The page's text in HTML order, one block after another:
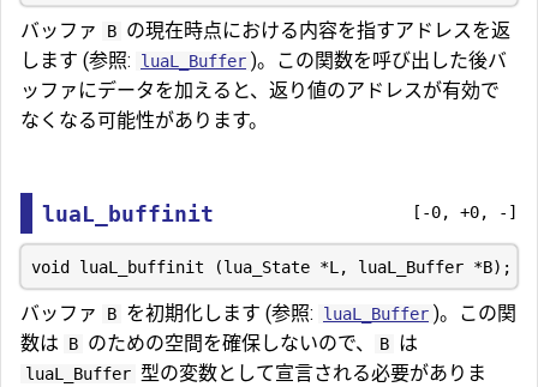
バッファ B の現在時点における内容を指すアドレスを返
します (参照:
luaL_Buffer )。この関数を呼び出した後バ
ッファにデータを加えると、返り値のアドレスが有効で
なくなる可能性があります。
luaL_buffinit [-0, +0, -]
バッファ B を初期化します (参照: luaL_Buffer )。この関
数は
B のための空間を確保しないので、 B は
luaL_Buffer 型の変数として宣言される必要がありま